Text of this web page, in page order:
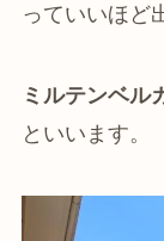
っていいほど
ミルテンベル
といいます。